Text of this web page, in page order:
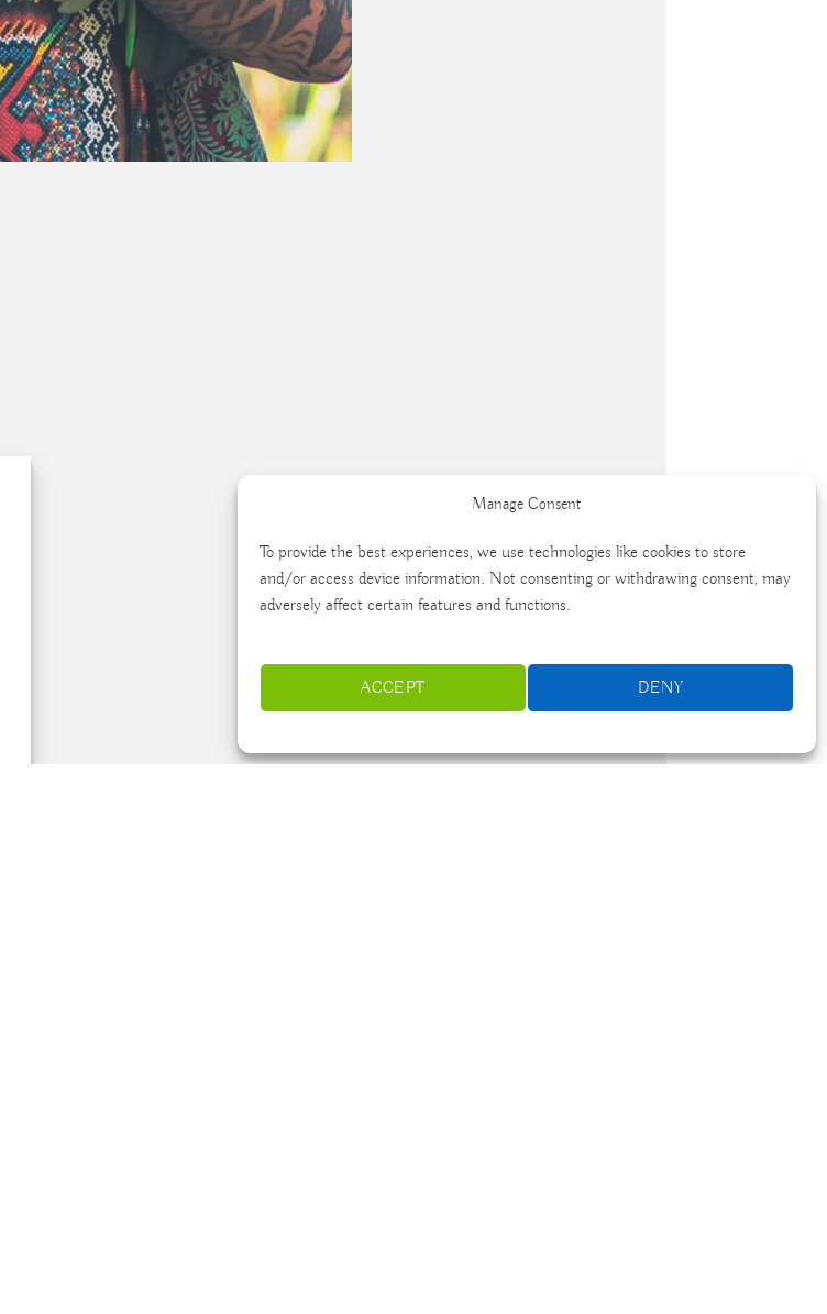
Manage Consent
To provide the best experiences, we use technologies like cookies to store
and/or access device information. Not consenting or withdrawing consent, may
adversely affect certain features and functions.
ACCEPT DENY